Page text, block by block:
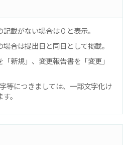
載がない場合は０と表示。
合は提出日と同日として掲載。
新規」、変更報告書を「変更」
等につきましては、一部文字化け
。